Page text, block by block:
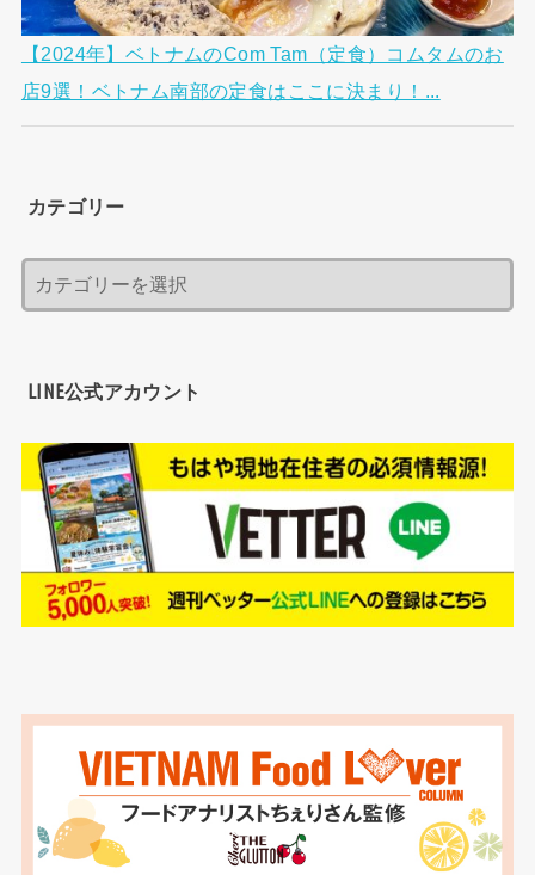
【2024年】ベトナムのCom Tam（定食）コムタムのお
店9選！ベトナム南部の定食はここに決まり！...
カテゴリー
LINE公式アカウント